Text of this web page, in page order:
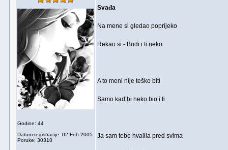
Godine: 44
Datum registracije: 02 Feb 2005
Poruke: 30310
Svađa
Na mene si gledao poprijeko
Rekao si - Budi i ti neko
A to meni nije teško biti
Samo kad bi neko bio i ti
Ja sam tebe hvalila pred svima